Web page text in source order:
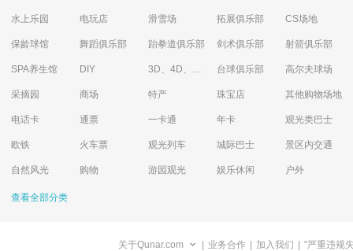
水上乐园 电玩店 滑雪场 拓展俱乐部 CS场地
保龄球馆 舞蹈俱乐部 跆拳道俱乐部 剑术俱乐部 射箭俱乐部
SPA养生馆 DIY 3D、4D、5D艺术体验馆 台球俱乐部 高尔夫球场
采摘园 商场 特产 珠宝店 其他购物场地
电话卡 通票 一卡通 年卡 观光类巴士
欧铁 火车票 观光列车 城际巴士 景区内交通
自然风光 购物 游园观光 娱乐休闲 户外
查看全部分类
关于Qunar.com 业务合作 加入我们 "严重违规